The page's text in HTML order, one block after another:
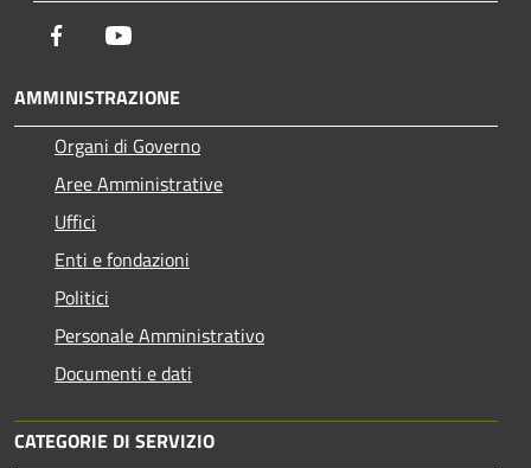
Facebook
AMMINISTRAZIONE
Organi di Governo
Aree Amministrative
Uffici
Enti e fondazioni
Politici
Personale Amministrativo
Documenti e dati
CATEGORIE DI SERVIZIO